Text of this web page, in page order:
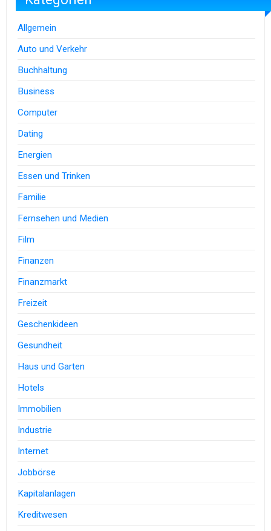
Allgemein
Auto und Verkehr
Buchhaltung
Business
Computer
Dating
Energien
Essen und Trinken
Familie
Fernsehen und Medien
Film
Finanzen
Finanzmarkt
Freizeit
Geschenkideen
Gesundheit
Haus und Garten
Hotels
Immobilien
Industrie
Internet
Jobbörse
Kapitalanlagen
Kreditwesen